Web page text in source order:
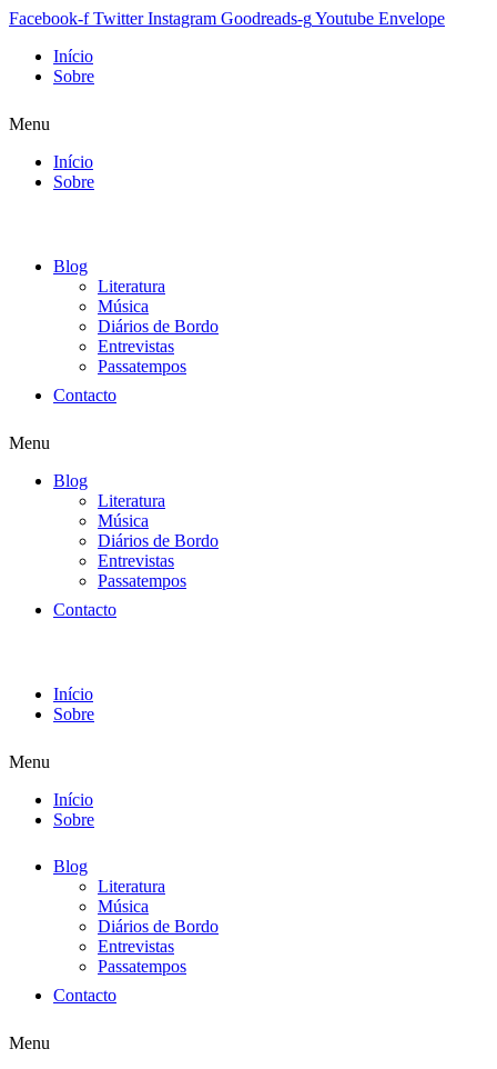
Facebook-f Twitter Instagram Goodreads-gYoutube Envelope
Início
Sobre
Menu
Início
Sobre
Blog
Literatura
Música
Diários de Bordo
Entrevistas
Passatempos
Contacto
Menu
Blog
Literatura
Música
Diários de Bordo
Entrevistas
Passatempos
Contacto
Início
Sobre
Menu
Início
Sobre
Blog
Literatura
Música
Diários de Bordo
Entrevistas
Passatempos
Contacto
Menu